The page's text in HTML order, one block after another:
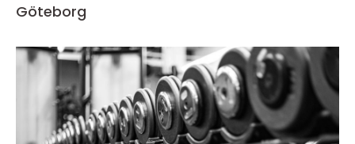
Göteborg